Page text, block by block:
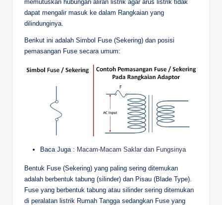
memutuskan hubungan aliran listrik agar arus listrik tidak
dapat mengalir masuk ke dalam Rangkaian yang
dilindunginya.
Berikut ini adalah Simbol Fuse (Sekering) dan posisi
pemasangan Fuse secara umum:
Baca Juga : Macam-Macam Saklar dan Fungsinya
Bentuk Fuse (Sekering) yang paling sering ditemukan
adalah berbentuk tabung (silinder) dan Pisau (Blade Type).
Fuse yang berbentuk tabung atau silinder sering ditemukan
di peralatan listrik Rumah Tangga sedangkan Fuse yang